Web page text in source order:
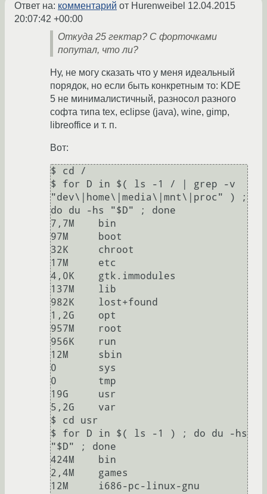
Ответ на: комментарий от Hurenweibel 12.04.2015
20:07:42 +00:00
Откуда 25 гектар? С форточками
попутал, что ли?
Ну, не могу сказать что у меня идеальный
порядок, но если быть конкретным то: KDE
5 не минималистичный, разносол разного
софта типа tex, eclipse (java), wine, gimp,
libreoffice и т. п.
Вот:
$ cd /
$ for D in $( ls -1 / | grep -v
"dev\|home\|media\|mnt\|proc" ) ;
do du -hs "$D" ; done
7,7M    bin
97M     boot
32K     chroot
17M     etc
4,0K    gtk.immodules
137M    lib
982K    lost+found
1,2G    opt
957M    root
956K    run
12M     sbin
0       sys
0       tmp
19G     usr
5,2G    var
$ cd usr
$ for D in $( ls -1 ) ; do du -hs
"$D" ; done
424M    bin
2,4M    games
12M     i686-pc-linux-gnu